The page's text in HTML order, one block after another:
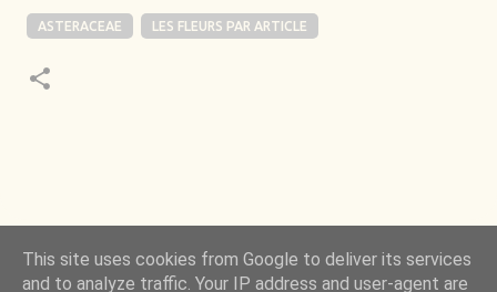
ASTERACEAE LES FLEURS PAR ARTICLE
de la Nature m’a toujours émerveillé mais ce qui
plus, c’est d’observer l’invisible qui l’a rendue
This site uses cookies from Google to deliver its services
and to analyze traffic. Your IP address and user-agent are